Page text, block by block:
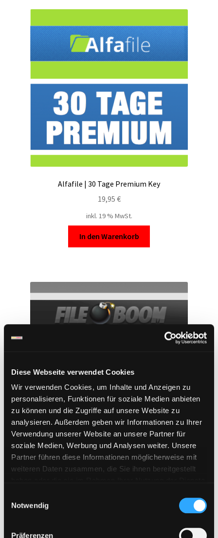
Diese Webseite verwendet Cookies
Wir verwenden Cookies, um Inhalte und Anzeigen zu
personalisieren, Funktionen für soziale Medien anbieten
zu können und die Zugriffe auf unsere Website zu
analysieren. Außerdem geben wir Informationen zu Ihrer
Verwendung unserer Website an unsere Partner für
soziale Medien, Werbung und Analysen weiter. Unsere
Partner führen diese Informationen möglicherweise mit
weiteren Daten zusammen, die Sie ihnen bereitgestellt
Cookies, wenn Sie unsere Webseite weiterhin nutzen.
Notwendig
Präferenzen
Alfafile | 30 Tage Premium Key
19,95 €
inkl. 19 % MwSt.
In den Warenkorb
Fileboom 365 Tage Premium Key
204,95 €